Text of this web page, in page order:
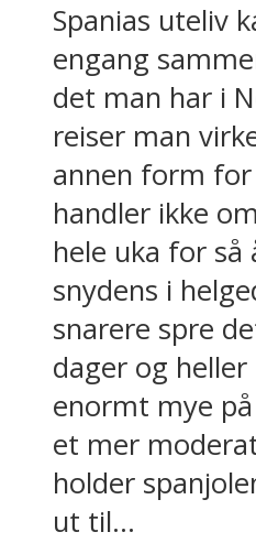
Spanias uteliv
engang
det man har i
reiser man
annen form
handler ikke
hele uka for så
snydens i
snarere spre
dager og heller
enormt mye
et mer
holder
ut til...